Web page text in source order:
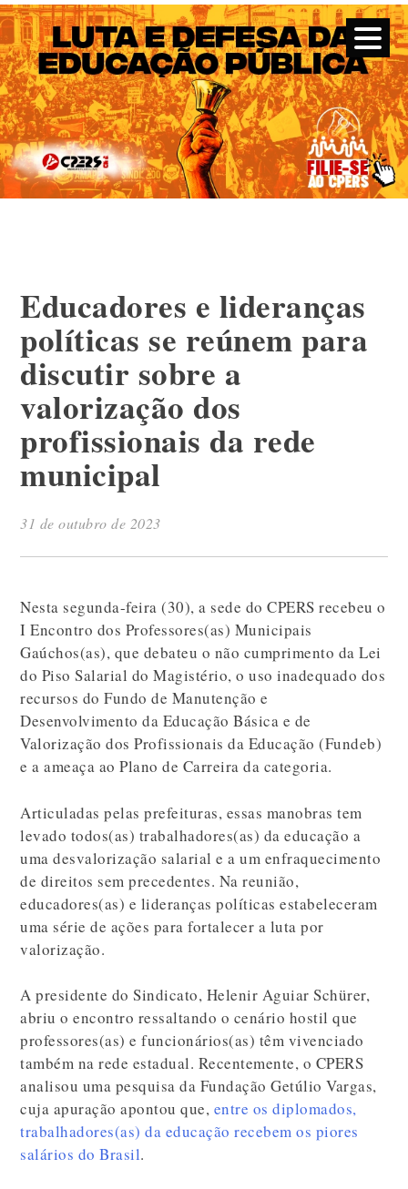
CPERS – Sindicato
CPERS – Sindicato dos Professores e Funcionários de escola
do Estado do Rio Grande do Sul
Educadores e lideranças
políticas se reúnem para
discutir sobre a
valorização dos
profissionais da rede
municipal
31 de outubro de 2023
Nesta segunda-feira (30), a sede do CPERS recebeu o
I Encontro dos Professores(as) Municipais
Gaúchos(as), que debateu o não cumprimento da Lei
do Piso Salarial do Magistério, o uso inadequado dos
recursos do Fundo de Manutenção e
Desenvolvimento da Educação Básica e de
Valorização dos Profissionais da Educação (Fundeb)
e a ameaça ao Plano de Carreira da categoria.
Articuladas pelas prefeituras, essas manobras tem
levado todos(as) trabalhadores(as) da educação a
uma desvalorização salarial e a um enfraquecimento
de direitos sem precedentes. Na reunião,
educadores(as) e lideranças políticas estabeleceram
uma série de ações para fortalecer a luta por
valorização.
A presidente do Sindicato, Helenir Aguiar Schürer,
abriu o encontro ressaltando o cenário hostil que
professores(as) e funcionários(as) têm vivenciado
também na rede estadual. Recentemente, o CPERS
analisou uma pesquisa da Fundação Getúlio Vargas,
cuja apuração apontou que, entre os diplomados,
trabalhadores(as) da educação recebem os piores
salários do Brasil.